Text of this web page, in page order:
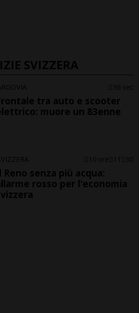
SVIZZERA
36 sec
tra auto e scooter
muore un 83enne
10 ore 11 30
Reno senza più acqua:
rosso per l'economia